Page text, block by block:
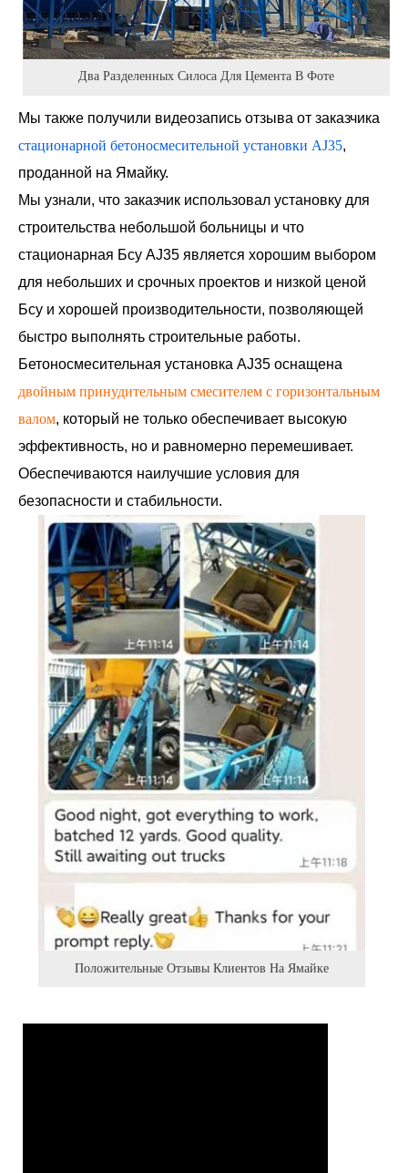
Два Разделенных Силоса Для Цемента В Фоте
Мы также получили видеозапись отзыва от заказчика
стационарной бетоносмесительной установки AJ35,
проданной на Ямайку.
Мы узнали, что заказчик использовал установку для
строительства небольшой больницы и что
стационарная Бсу AJ35 является хорошим выбором
для небольших и срочных проектов и низкой ценой
Бсу и хорошей производительности, позволяющей
быстро выполнять строительные работы.
Бетоносмесительная установка AJ35 оснащена
двойным принудительным смесителем с горизонтальным
валом, который не только обеспечивает высокую
эффективность, но и равномерно перемешивает.
Обеспечиваются наилучшие условия для
безопасности и стабильности.
Положительные Отзывы Клиентов На Ямайке